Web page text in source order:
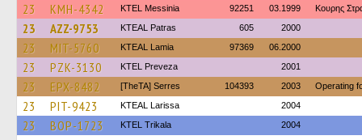
23 KMH-4342 KTEL Messinia 92251 03.1999 Κουρης
23 AZZ-9753 KTEAL Patras 605 2000
23 MIT-5760 KTEAL Lamia 97369 06.2000
23 PZK-3130 KTEL Preveza 2001
23 EPX-8482 [TheTA] Serres 104393 2003 Operating
23 PIT-9423 KTEAL Larissa 2004
23 BOP-1723 ΚΤΕL Τrikala 2004